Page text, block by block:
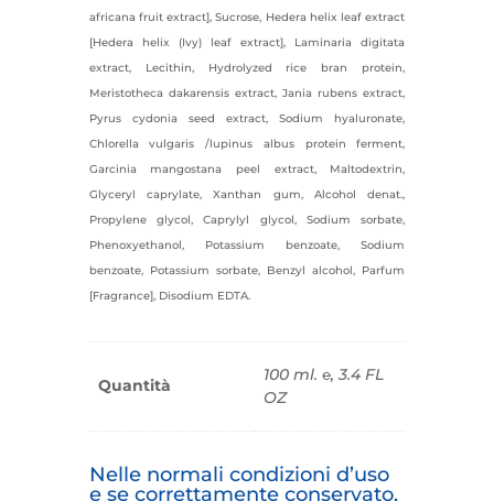
africana fruit extract], Sucrose, Hedera helix leaf extract
[Hedera helix (Ivy) leaf extract], Laminaria digitata
extract, Lecithin, Hydrolyzed rice bran protein,
Meristotheca dakarensis extract, Jania rubens extract,
Pyrus cydonia seed extract, Sodium hyaluronate,
Chlorella vulgaris /lupinus albus protein ferment,
Garcinia mangostana peel extract, Maltodextrin,
Glyceryl caprylate, Xanthan gum, Alcohol denat.,
Propylene glycol, Caprylyl glycol, Sodium sorbate,
Phenoxyethanol, Potassium benzoate, Sodium
benzoate, Potassium sorbate, Benzyl alcohol, Parfum
[Fragrance], Disodium EDTA.
Quantità
100 ml. ℮, 3.4 FL
OZ
Nelle normali condizioni d’uso
e se correttamente conservato,